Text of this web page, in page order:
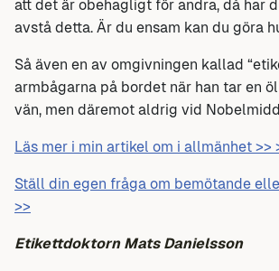
att det är obehagligt för andra, då har
avstå detta. Är du ensam kan du göra
Så även en av omgivningen kallad
armbågarna på bordet när han tar en
vän, men däremot aldrig vid
Läs mer i min artikel om i allmänhet >>
Ställ din egen fråga om bemötande
>>
Etikettdoktorn Mats Danielsson